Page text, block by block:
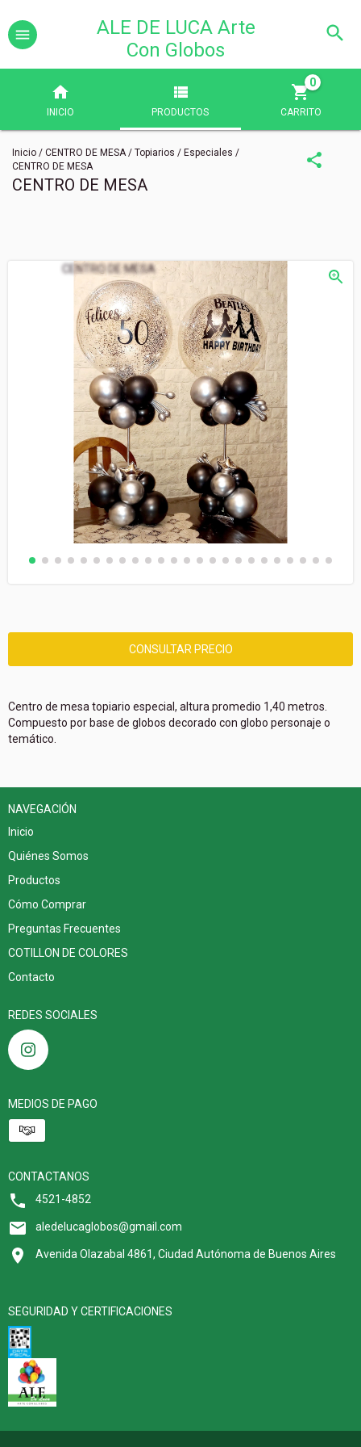
ALE DE LUCA Arte
Con Globos
INICIO PRODUCTOS CARRITO
0
Inicio / CENTRO DE MESA/ Topiarios / Especiales /
CENTRO DE MESA
CENTRO DE MESA
Centro de mesa topiario especial, altura promedio 1,40 metros.
Compuesto por base de globos decorado con globo personaje o
temático.
NAVEGACIÓN
Inicio
Quiénes Somos
Productos
Cómo Comprar
Preguntas Frecuentes
COTILLON DE COLORES
Contacto
REDES SOCIALES
MEDIOS DE PAGO
CONTACTANOS
4521-4852
aledelucaglobos@gmail.com
Avenida Olazabal 4861, Ciudad Autónoma de Buenos Aires
SEGURIDAD Y CERTIFICACIONES